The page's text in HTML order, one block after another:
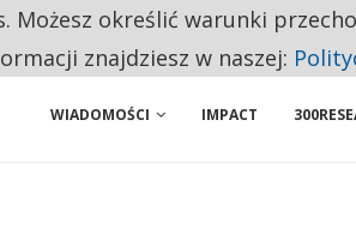
WŁASNĄ FIRMĘ. INNYM JUŻ TAK ŁATWO
WIADOMOŚCI IMPACT
Możesz określić warunki
znajdziesz w naszej: